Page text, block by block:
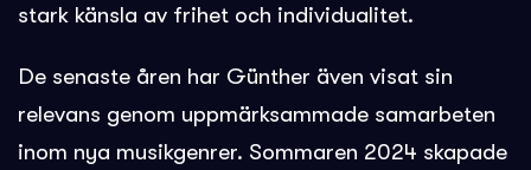
stark känsla av frihet och individualitet.
De senaste åren har Günther även visat sin
relevans genom uppmärksammade samarbeten
inom nya musikgenrer. Sommaren 2024 skapade